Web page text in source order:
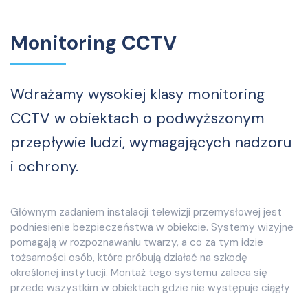
Monitoring CCTV
Wdrażamy wysokiej klasy monitoring
CCTV w obiektach o podwyższonym
przepływie ludzi, wymagających nadzoru
i ochrony.
Głównym zadaniem instalacji telewizji przemysłowej jest
podniesienie bezpieczeństwa w obiekcie. Systemy wizyjne
pomagają w rozpoznawaniu twarzy, a co za tym idzie
tożsamości osób, które próbują działać na szkodę
określonej instytucji. Montaż tego systemu zaleca się
przede wszystkim w obiektach gdzie nie występuje ciągły